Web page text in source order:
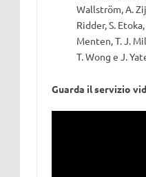
Wallström, A.
Ridder, S.
Menten, T. J.
T. Wong e J.
Guarda il servizio